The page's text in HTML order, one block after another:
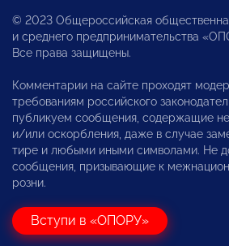
© 2023 Общероссийская
и среднего предпринимательства
Все права защищены.
Комментарии на сайте проходят
требованиям российского
публикуем сообщения, содержащие
и/или оскорбления, даже в случае
тире и любыми иными символами. Не
сообщения, призывающие к
розни.
Вступи в «ОПОРУ»